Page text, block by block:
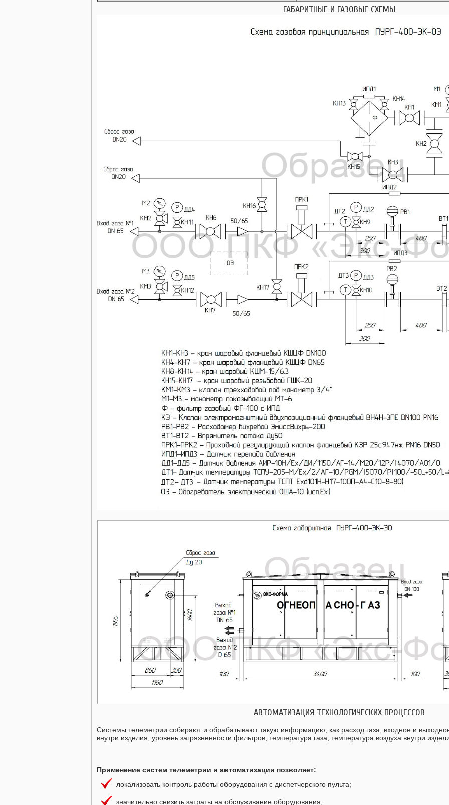
ГАБАРИТНЫЕ И ГАЗОВЫЕ СХЕМЫ
АВТОМАТИЗАЦИЯ ТЕХНОЛОГИЧЕСКИХ ПРОЦЕССОВ
Системы телеметрии собирают и обрабатывают такую информацию, как расход газа, входное и
внутри изделия, уровень загрязненности фильтров, температура газа, температура воздуха внутри
Применение систем телеметрии и автоматизации позволяет:
локализовать контроль работы оборудования с диспетчерского пульта;
значительно снизить затраты на обслуживание оборудования;